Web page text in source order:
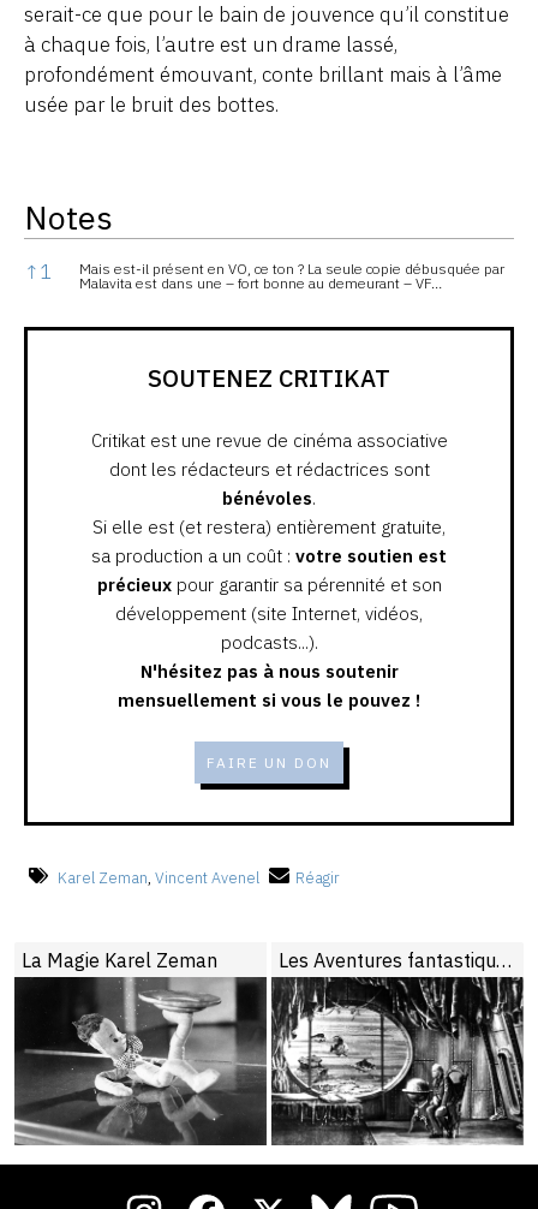
serait-ce que pour le bain de jouvence qu’il constitue
à chaque fois, l’autre est un drame lassé,
profondément émouvant, conte brillant mais à l’âme
usée par le bruit des bottes.
Notes
Notes
↑ 1
Mais est-il présent en VO, ce ton ? La seule copie débusquée par
Malavita est dans une – fort bonne au demeurant – VF…
SOUTENEZ CRITIKAT
Critikat est une revue de cinéma associative
dont les rédacteurs et rédactrices sont
bénévoles.
Si elle est (et restera) entièrement gratuite,
sa production a un coût : votre soutien est
précieuxpour garantir sa pérennité et son
développement (site Internet, vidéos,
podcasts...).
N'hésitez pas à nous soutenir
mensuellement si vous le pouvez !
FAIRE UN DON
Karel Zeman, Vincent Avenel Réagir
La Magie Karel Zeman Les Aventures fantastiques